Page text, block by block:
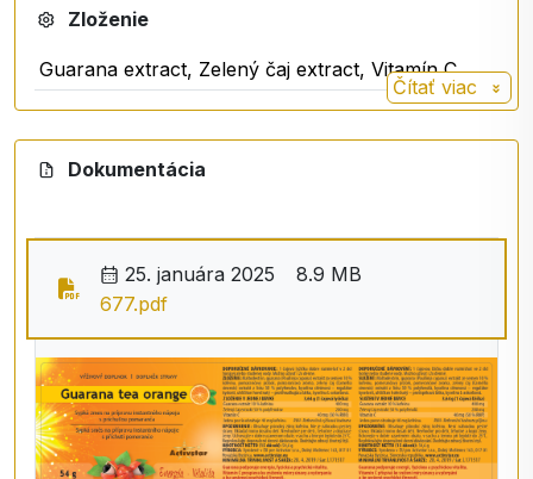
https://sk.wikipedia.org/wiki/
Zloženie
Guarana extract, Zelený čaj extract, Vitamín C
Čítať viac
Dokumentácia
25. januára 2025
8.9 MB
677.pdf